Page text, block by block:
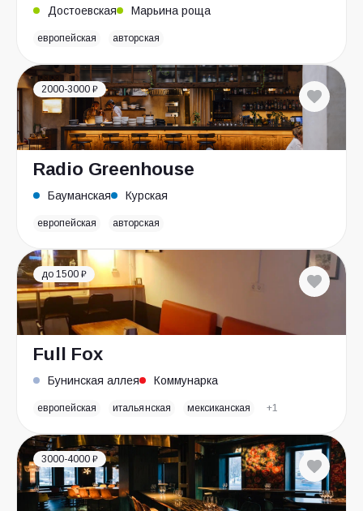
Достоевская Марьина роща
европейская авторская
2000-3000 ₽
Radio Greenhouse
Бауманская Курская
европейская авторская
до 1500 ₽
Full Fox
Бунинская аллея Коммунарка
европейская итальянская мексиканская +1
3000-4000 ₽